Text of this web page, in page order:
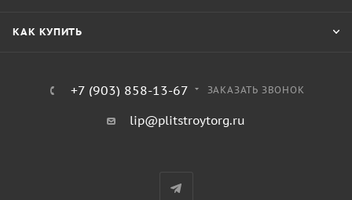
КАК КУПИТЬ
+7 (903) 858-13-67 ЗАКАЗАТЬ ЗВОНОК
lip@plitstroytorg.ru